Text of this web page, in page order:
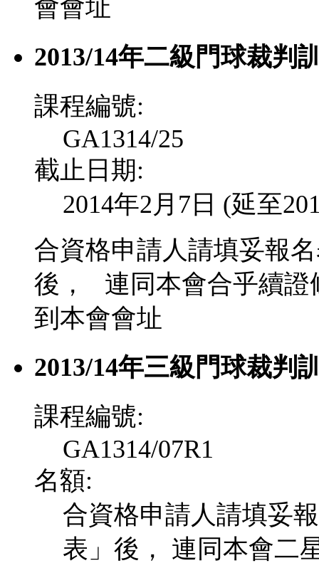
會會址
2013/14年二級門球裁判
課程編號:
GA1314/25
截止日期:
2014年2月7日 (延至
合資格申請人請填妥報
後，
連同本會合乎續
到本會會址
2013/14年三級門球裁判
課程編號:
GA1314/07R1
名額:
合資格申請人請填妥
表」後， 連同本會二